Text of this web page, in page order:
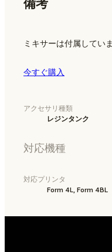
ミキサーは付属してい
今すぐ購入
アクセサリ種類
レジンタンク
対応機種
対応プリンタ
Form 4L, Form 4BL